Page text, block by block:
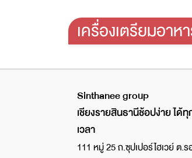
เครื่องเตรียมอาห
Sinthanee group
เชียงรายสินธานีช้อปง่าย ได้
เวลา
111 หมู่ 25 ถ.ซุปเปอร์ไฮเวย์ ต.ร